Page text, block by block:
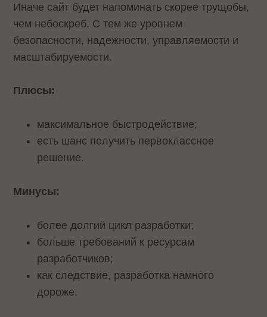
Иначе сайт будет напоминать скорее трущобы,
чем небоскреб. С тем же уровнем
безопасности, надежности, управляемости и
масштабируемости.
Плюсы:
максимальное быстродействие;
есть шанс получить первоклассное
решение.
Минусы:
более долгий цикл разработки;
больше требований к ресурсам
разработчиков;
как следствие, разработка намного
дороже.